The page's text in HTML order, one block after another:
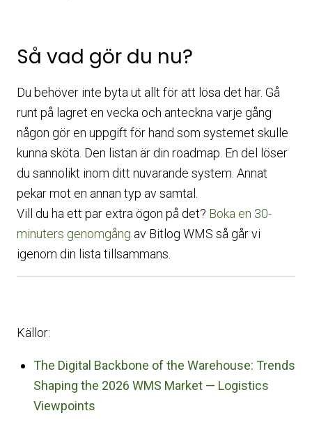
Så vad gör du nu?
Du behöver inte byta ut allt för att lösa det här. Gå
runt på lagret en vecka och anteckna varje gång
någon gör en uppgift för hand som systemet skulle
kunna sköta. Den listan är din roadmap. En del löser
du sannolikt inom ditt nuvarande system. Annat
pekar mot en annan typ av samtal.
Vill du ha ett par extra ögon på det? Boka en 30-
minuters genomgång av Bitlog WMS så går vi
igenom din lista tillsammans.
Källor:
The Digital Backbone of the Warehouse: Trends
Shaping the 2026 WMS Market — Logistics
Viewpoints